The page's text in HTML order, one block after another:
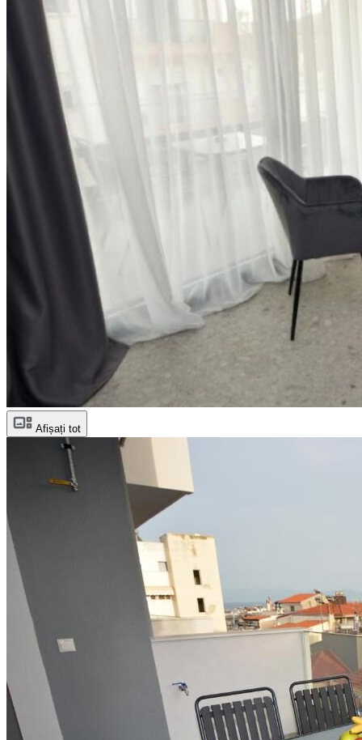
Afișați tot